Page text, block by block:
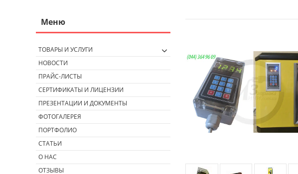
ТОВАРЫ И УСЛУГИ
НОВОСТИ
ПРАЙС-ЛИСТЫ
СЕРТИФИКАТЫ И ЛИЦЕНЗИИ
ПРЕЗЕНТАЦИИ И ДОКУМЕНТЫ
ФОТОГАЛЕРЕЯ
ПОРТФОЛИО
СТАТЬИ
О НАС
ОТЗЫВЫ